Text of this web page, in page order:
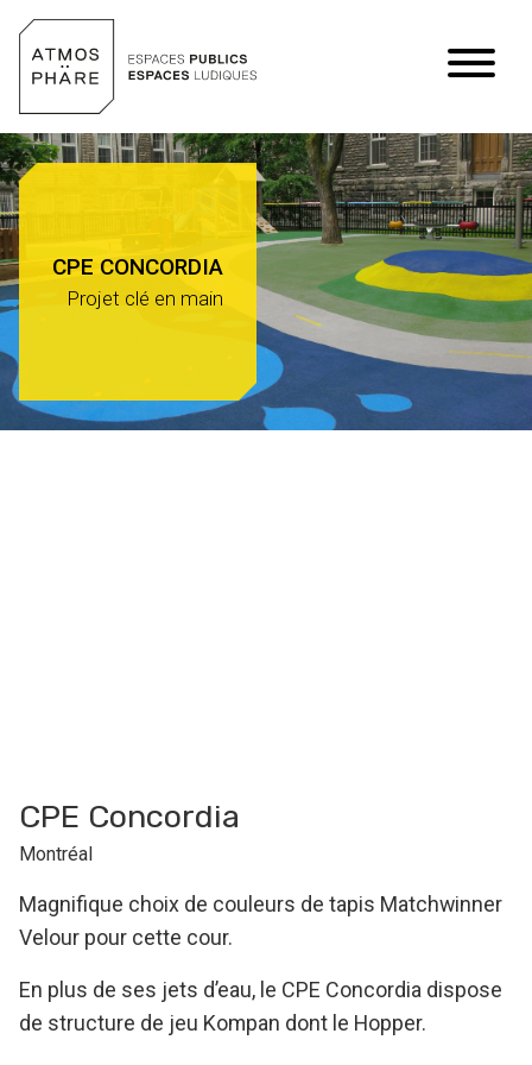
CPE CONCORDIA
Projet clé en main
CPE Concordia
Montréal
Magnifique choix de couleurs de tapis Matchwinner
Velour pour cette cour.
En plus de ses jets d’eau, le CPE Concordia dispose
de structure de jeu Kompan dont le Hopper.